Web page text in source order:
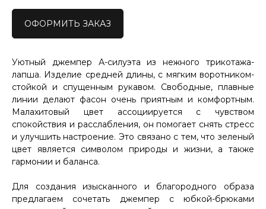
ОФОРМИТЬ ЗАКАЗ
Уютный джемпер А-силуэта из нежного трикотажа-
лапша. Изделие средней длины, с мягким воротником-
стойкой и спущенным рукавом. Свободные, плавные
линии делают фасон очень приятным и комфортным.
Малахитовый цвет ассоциируется с чувством
спокойствия и расслабления, он помогает снять стресс
и улучшить настроение. Это связано с тем, что зеленый
цвет является символом природы и жизни, а также
гармонии и баланса.
Для создания изысканного и благородного образа
предлагаем сочетать джемпер с юбкой-брюками